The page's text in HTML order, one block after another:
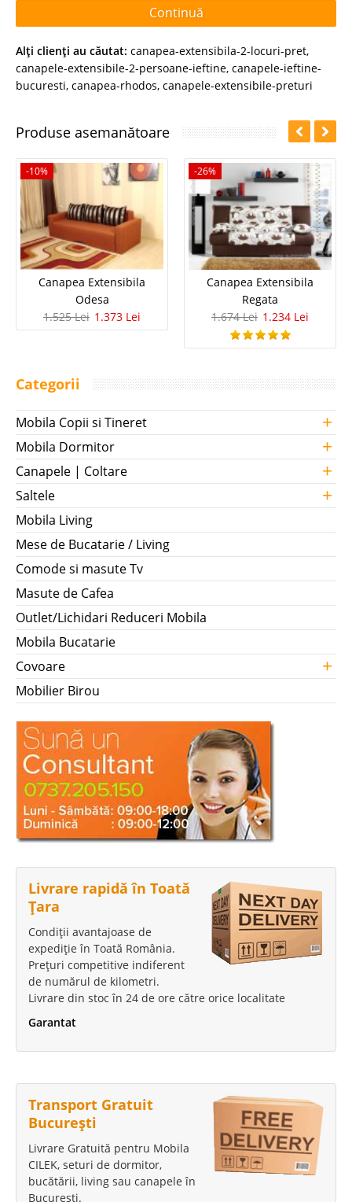
Continuă
Alţi clienţi au căutat: canapea-extensibila-2-locuri-pret,
canapele-extensibile-2-persoane-ieftine, canapele-ieftine-
bucuresti, canapea-rhodos, canapele-extensibile-preturi
Produse asemanătoare
-10%
Canapea Extensibila
Odesa
1.525 Lei 1.373 Lei
-26%
Canapea Extensibila
Regata
1.674 Lei 1.234 Lei
Categorii
Mobila Copii si Tineret +
Mobila Dormitor +
Canapele | Coltare +
Saltele +
Mobila Living
Mese de Bucatarie / Living
Comode si masute Tv
Masute de Cafea
Outlet/Lichidari Reduceri Mobila
Mobila Bucatarie
Covoare
+
Mobilier Birou
Livrare rapidă în Toată
Țara
Condiții avantajoase de
expediție în Toată România.
Prețuri competitive indiferent
de numărul de kilometri.
Livrare din stoc în 24 de ore către orice localitate
Garantat
Transport Gratuit
București
Livrare Gratuită pentru Mobila
CILEK, seturi de dormitor,
bucătării, living sau canapele în
București.